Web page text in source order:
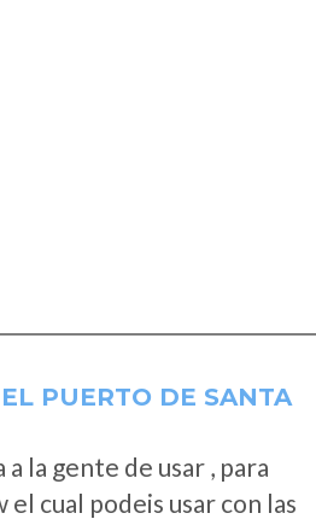
PUERTO DE SANTA
la gente de usar , para
cual podeis usar con las